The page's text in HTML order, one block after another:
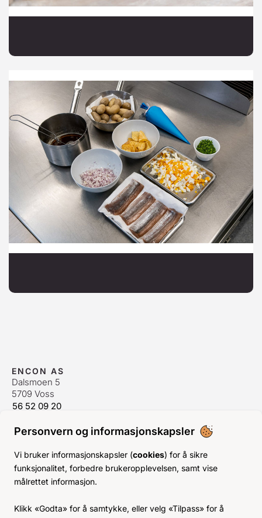
Personvern og informasjonskapsler
Vi bruker informasjonskapsler (cookies) for å sikre
funksjonalitet, forbedre brukeropplevelsen, samt vise
målrettet informasjon.
Klikk «Godta» for å samtykke, eller velg «Tilpass» for å
ENCON AS
Dalsmoen 5
5709 Voss
56 52 09 20
ÅPNINGSTIDER ORDREKONTOR
Man-Fre:08–16
Lør-Søn: Stengt
Helligdager:Stengt
KJØPSVILKÅR